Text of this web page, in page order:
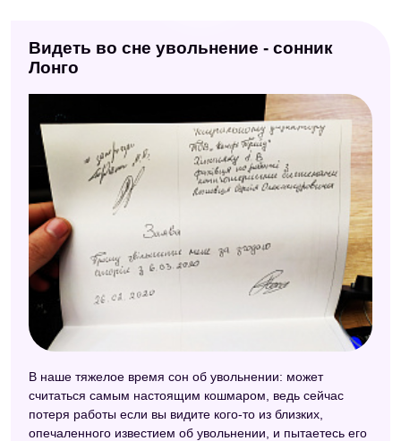
Психологический сонник
Сонник 2012
Сонник Таболкина
Малый сонник
Дворянский сонник
Сонник Симеона Прозорова
Сонник Фэн-шуй
Новейший сонник
Сонник целительницы Федоровской
Сонник Нины Гришиной
Видеть во сне увольнение - сонник
Лонго
В наше тяжелое время сон об увольнении: может
считаться самым настоящим кошмаром, ведь сейчас
потеря работы если вы видите кого-то из близких,
опечаленного известием об увольнении, и пытаетесь его